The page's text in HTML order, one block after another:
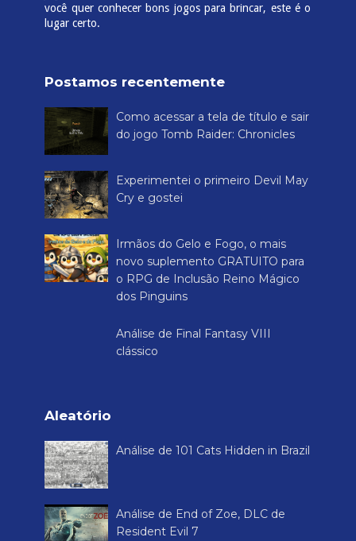
você quer conhecer bons jogos para brincar, este é o
lugar certo.
Postamos recentemente
Como acessar a tela de título e sair
do jogo Tomb Raider: Chronicles
Experimentei o primeiro Devil May
Cry e gostei
Irmãos do Gelo e Fogo, o mais
novo suplemento GRATUITO para
o RPG de Inclusão Reino Mágico
dos Pinguins
Análise de Final Fantasy VIII
clássico
Aleatório
Análise de 101 Cats Hidden in Brazil
Análise de End of Zoe, DLC de
Resident Evil 7